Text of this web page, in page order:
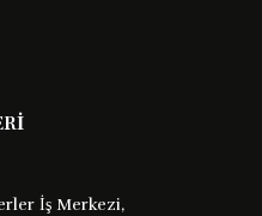
İş Merkezi,